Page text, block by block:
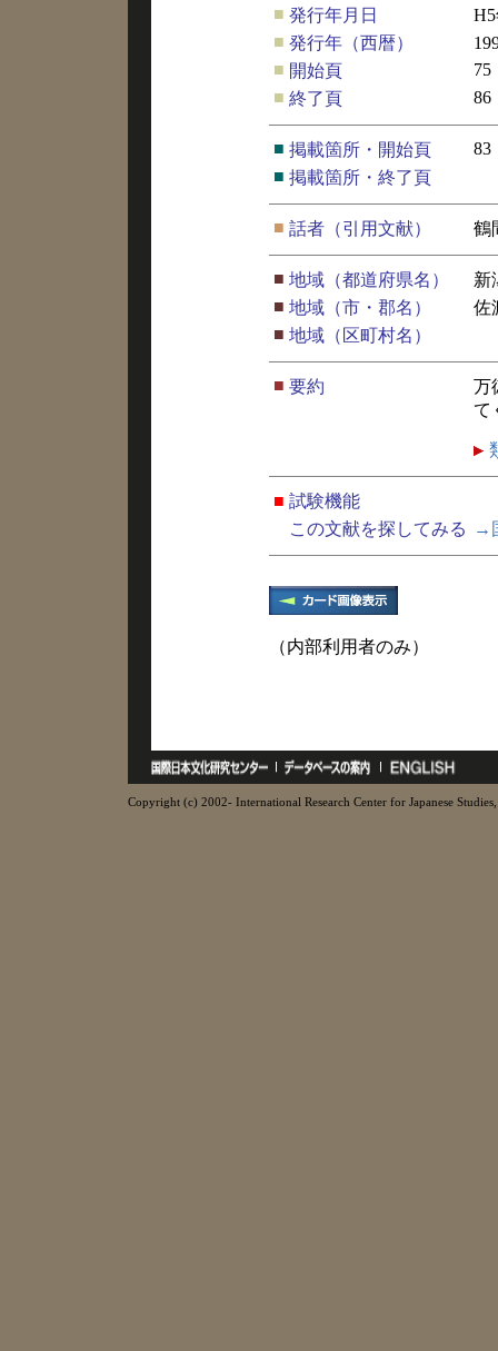
■ 発行年月日
■ 発行年（西暦）
■ 開始頁
75
■ 終了頁 86
■ 掲載箇所・開始頁
83
■ 掲載箇所・終了頁
■ 話者（引用文献） 鶴
■ 地域（都道府県名）
新
■ 地域（市・郡名）
佐
■ 地域（区町村名）
■ 要約
万
て
■ 試験機能
この文献を探してみる
→
（内部利用者のみ）
Copyright (c) 2002- International Research Center for Japanese